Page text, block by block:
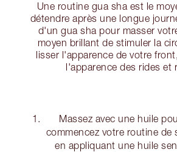
Une routine gua sha est le
détendre après une longue
d'un gua sha pour masser
moyen brillant de stimuler la
lisser l'apparence de votre
l'apparence des rides et
Massez avec une huile
commencez votre routine de
en appliquant une huile